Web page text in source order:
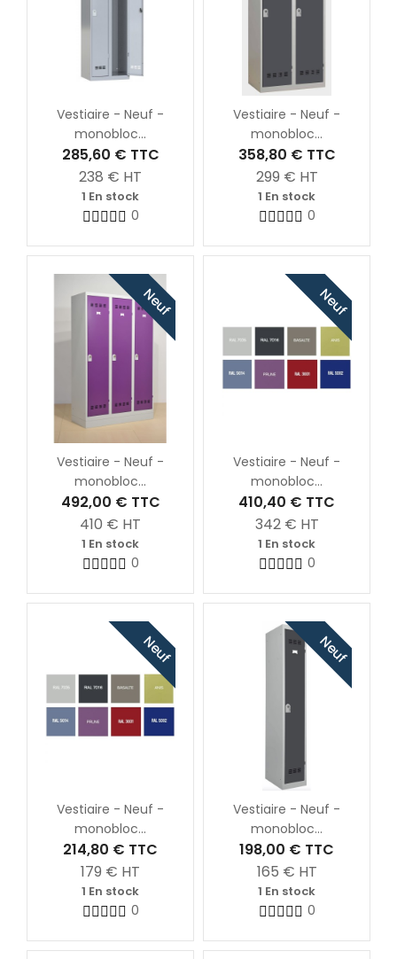
Vestiaire - Neuf -
monobloc...
285,60 € TTC
238 € HT
1 En stock
0
Vestiaire - Neuf -
monobloc...
358,80 € TTC
299 € HT
1 En stock
0
Neuf
Vestiaire - Neuf -
monobloc...
492,00 € TTC
410 € HT
1 En stock
0
Neuf
Vestiaire - Neuf -
monobloc...
410,40 € TTC
342 € HT
1 En stock
0
Neuf
Vestiaire - Neuf -
monobloc...
214,80 € TTC
179 € HT
1 En stock
0
Neuf
Vestiaire - Neuf -
monobloc...
198,00 € TTC
165 € HT
1 En stock
0